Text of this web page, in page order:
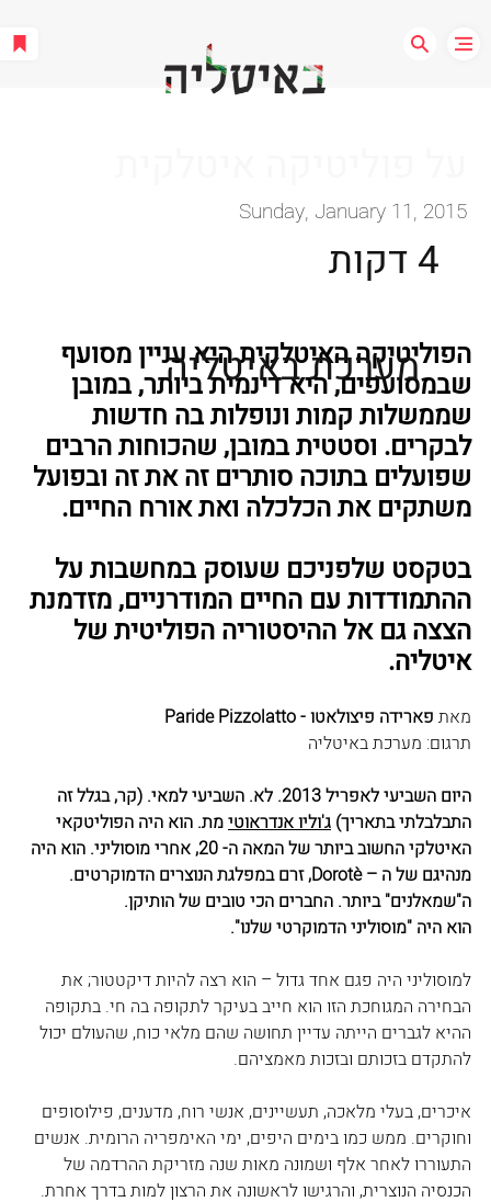
Sunday, January 11, 2015
4 דקות
הפוליטיקה האיטלקית היא עניין מסועף
שבמסועפים, היא דינמית ביותר, במובן
שממשלות קמות ונופלות בה חדשות
לבקרים. וסטטית במובן, שהכוחות הרבים
שפועלים בתוכה סותרים זה את זה ובפועל
משתקים את הכלכלה ואת אורח החיים.
בטקסט שלפניכם שעוסק במחשבות על
ההתמודדות עם החיים המודרניים, מזדמנת
הצצה גם אל ההיסטוריה הפוליטית של
איטליה.
מאת פארידה פיצולאטו - Paride Pizzolatto
תרגום: מערכת באיטליה
היום השביעי לאפריל 2013. לא. השביעי למאי. (קר, בגלל זה
התבלבלתי בתאריך) ג'וליו אנדראוטי מת. הוא היה הפוליטקאי
האיטלקי החשוב ביותר של המאה ה- 20, אחרי מוסוליני. הוא היה
מנהיגם של ה – Dorotè, זרם במפלגת הנוצרים הדמוקרטים.
ה"שמאלנים" ביותר. החברים הכי טובים של הותיקן.
הוא היה "מוסוליני הדמוקרטי שלנו".
למוסוליני היה פגם אחד גדול – הוא רצה להיות דיקטטור; את
הבחירה המגוחכת הזו הוא חייב בעיקר לתקופה בה חי. בתקופה
ההיא לגברים הייתה עדיין תחושה שהם מלאי כוח, שהעולם יכול
להתקדם בזכותם ובזכות מאמציהם.
איכרים, בעלי מלאכה, תעשיינים, אנשי רוח, מדענים, פילוסופים
וחוקרים. ממש כמו בימים היפים, ימי האימפריה הרומית. אנשים
התעוררו לאחר אלף ושמונה מאות שנה מזריקת ההרדמה של
הכנסיה הנוצרית, והרגישו לראשונה את הרצון למות בדרך אחרת.
מערכת באיטליה